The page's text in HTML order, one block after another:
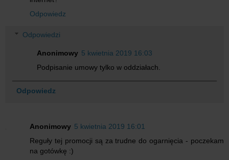
Odpowiedz
Odpowiedzi
Anonimowy 5 kwietnia 2019 16:03
Podpisanie umowy tylko w oddziałach.
Odpowiedz
Anonimowy 5 kwietnia 2019 16:01
Reguły tej promocji są za trudne do ogarnięcia - poczekam
na gotówkę :)